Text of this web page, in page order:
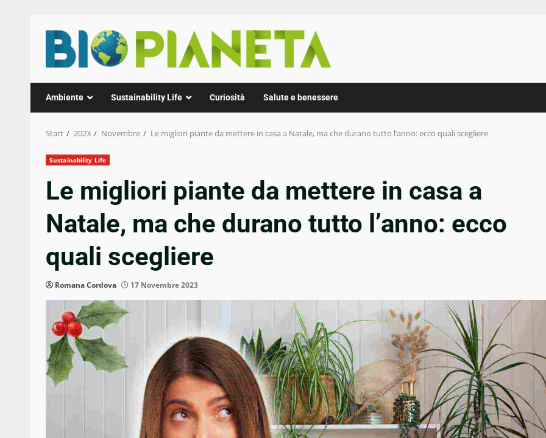
Inhalt
springen
Ambiente Sustainability Life Curiosità Salute e benessere
Start 2023 Novembre Le migliori piante da mettere in casa a Natale, ma che durano tutto l’anno: ecco quali scegliere
Sustainability Life
Le migliori piante da mettere in casa a
Natale, ma che durano tutto l’anno: ecco
quali scegliere
Romana Cordova 17 Novembre 2023